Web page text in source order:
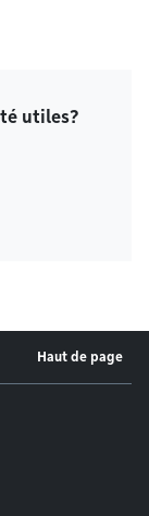
utiles?
Haut de page